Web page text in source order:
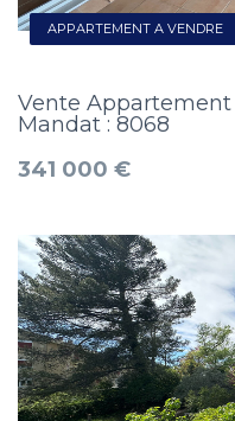
APPARTEMENT A VENDRE
Vente Appartement
Mandat : 8068
341 000 €